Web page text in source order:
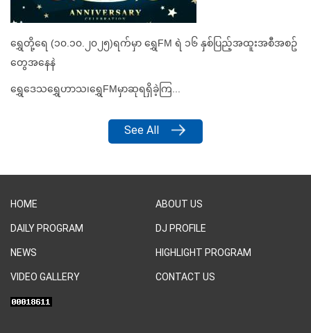
HOME ABOUT US
DAILY PROGRAM
NEWS HIGHLIGHT PROGRAM
CONTACT US
© Copyright 2020 ~ 2026 by Shwe FM Radio. All Rights Reserved.